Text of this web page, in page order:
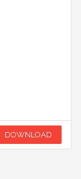
DOWNLOAD